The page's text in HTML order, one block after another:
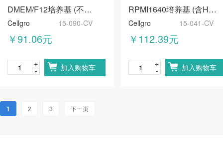
DMEM/F12培养基 (不含谷氨酰胺)
Cellgro 15-090-CV
￥91.06元
-
+ 加入购物车
RPMI1640培养基 (含HEPES，不含谷氨酰胺)
Cellgro 15-041-CV
￥112.39元
-
+ 加入购物车
1 2 3 下一页